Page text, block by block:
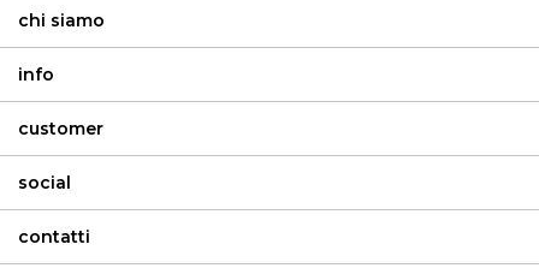
chi siamo
info
customer
social
contatti